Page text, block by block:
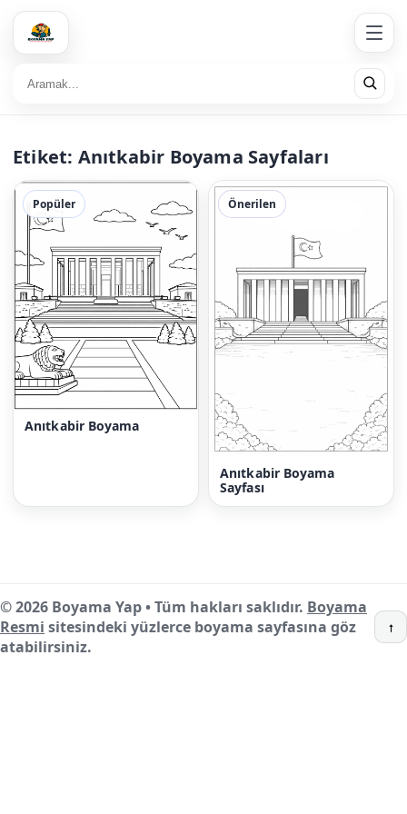
Etiket: Anıtkabir Boyama Sayfaları
Popüler
Anıtkabir Boyama
Önerilen
Anıtkabir Boyama
Sayfası
© 2026 Boyama Yap • Tüm hakları saklıdır. Boyama
Resmi sitesindeki yüzlerce boyama sayfasına göz
atabilirsiniz.
↑